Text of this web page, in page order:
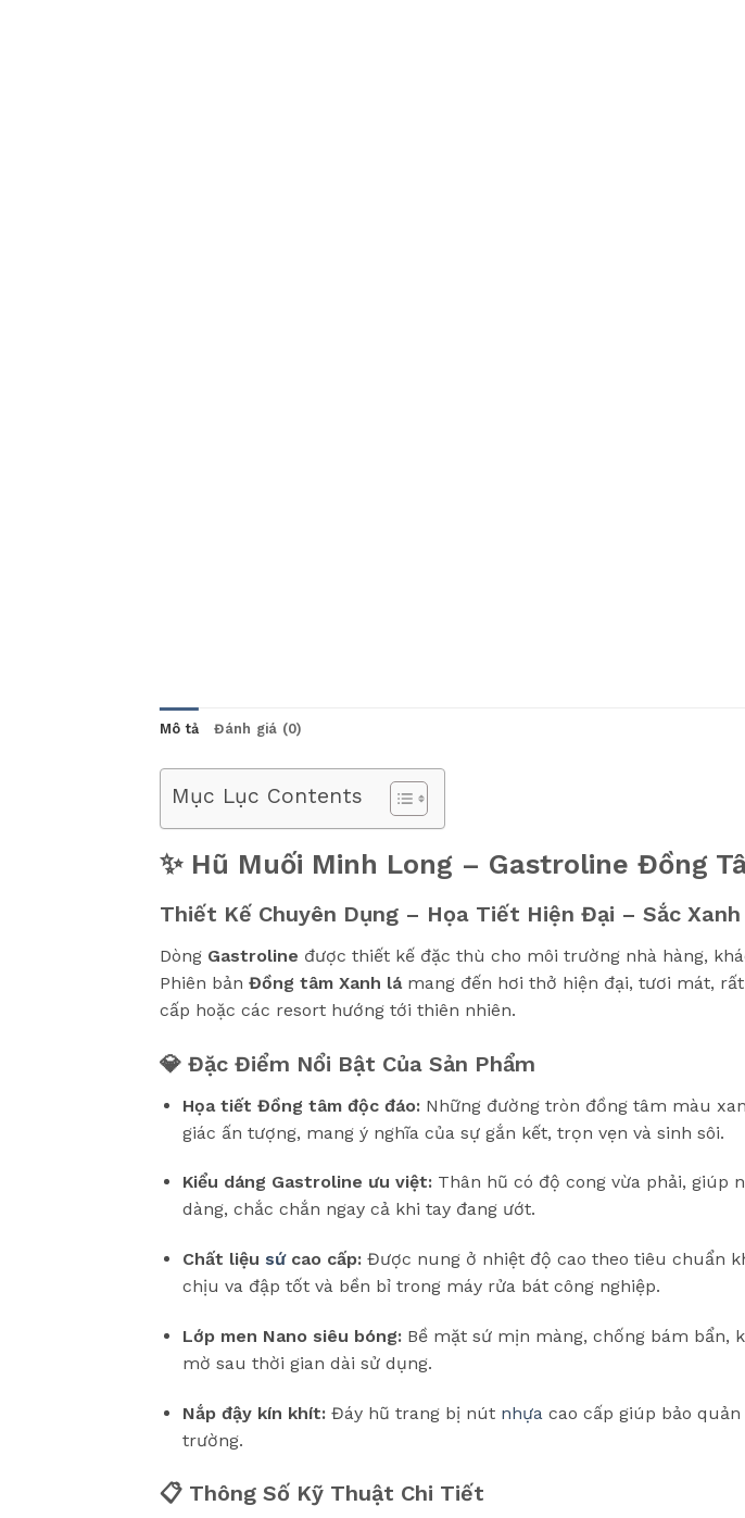
Mô tả Đánh giá (0)
Mục Lục Contents
✨ Hũ Muối Minh Long – Gastroline Đồng
Thiết Kế Chuyên Dụng – Họa Tiết Hiện Đại – Sắc
Dòng Gastroline được thiết kế đặc thù cho môi trường nhà hàng,
Phiên bản Đồng tâm Xanh lámang đến hơi thở hiện đại, tươi mát,
cấp hoặc các resort hướng tới thiên nhiên.
💎 Đặc Điểm Nổi Bật Của Sản Phẩm
Họa tiết Đồng tâm độc đáo:Những đường tròn đồng tâm màu
giác ấn tượng, mang ý nghĩa của sự gắn kết, trọn vẹn và sinh sôi.
Kiểu dáng Gastroline ưu việt:Thân hũ có độ cong vừa phải, giúp
dàng, chắc chắn ngay cả khi tay đang ướt.
Chất liệu sứcao cấp:Được nung ở nhiệt độ cao theo tiêu chuẩn
chịu va đập tốt và bền bỉ trong máy rửa bát công nghiệp.
Lớp men Nano siêu bóng:Bề mặt sứ mịn màng, chống bám bẩn,
mờ sau thời gian dài sử dụng.
Nắp đậy kín khít:Đáy hũ trang bị nút nhựa cao cấp giúp bảo
trường.
📋 Thông Số Kỹ Thuật Chi Tiết